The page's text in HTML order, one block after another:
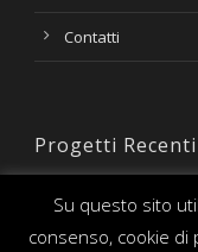
Contatti
Progetti Recenti
Su questo sito
consenso, cookie